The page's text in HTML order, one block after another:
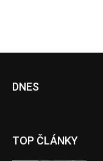
DNES
TOP ČLÁNKY